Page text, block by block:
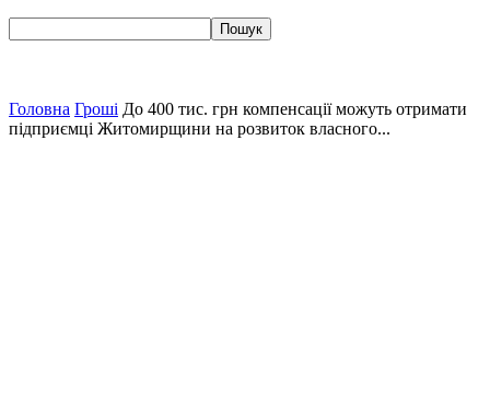
Головна Гроші До 400 тис. грн компенсації можуть отримати
підприємці Житомирщини на розвиток власного...